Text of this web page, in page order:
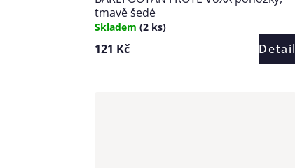
tmavě šedé
Skladem (2 ks)
121 Kč Detail